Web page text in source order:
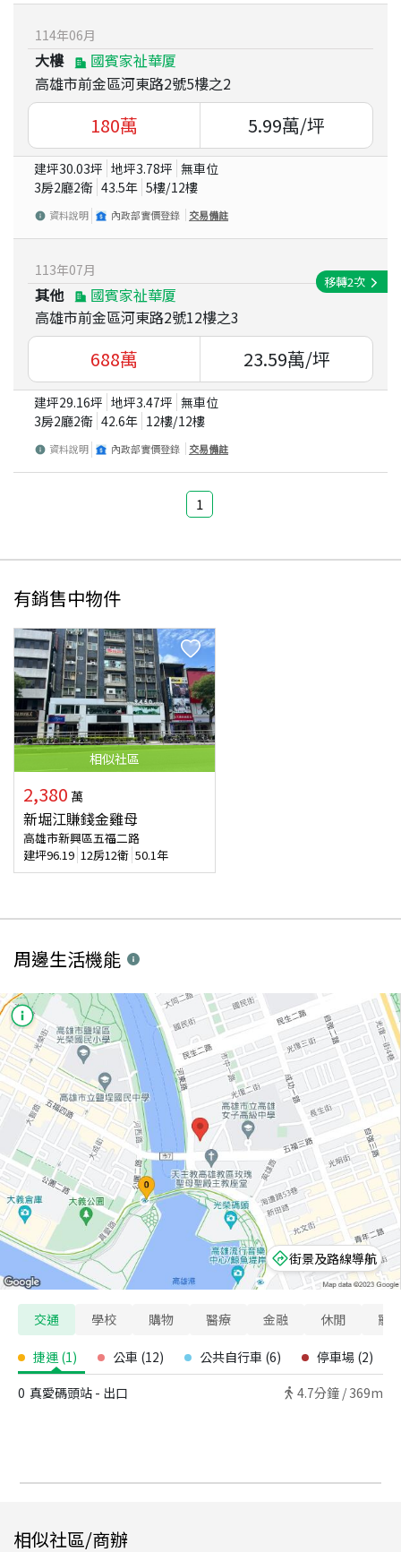
114年06月
大樓
國賓家祉華厦
高雄市前金區河東路2號5樓之2
180萬 5.99萬/坪
建坪30.03坪 地坪3.78坪 無車位
3房2廳2衛 43.5年 5樓/12樓
資料說明 內政部實價登錄 交易備註
113年07月
其他
國賓家祉華厦
高雄市前金區河東路2號12樓之3
移轉2次
688萬 23.59萬/坪
建坪29.16坪 地坪3.47坪 無車位
3房2廳2衛 42.6年 12樓/12樓
資料說明 內政部實價登錄 交易備註
1
有銷售中物件
相似社區
2,380 萬
新堀江賺錢金雞母
高雄市新興區五福二路
建坪96.19 12房12衛 50.1年
周邊生活機能
街景及路線導航
交通 學校 購物 醫療 金融 休閒 寵
捷運 (1) 公車 (12) 公共自行車 (6) 停車場 (2)
0 真愛碼頭站 - 出口 4.7分鐘 / 369m
相似社區/商辦